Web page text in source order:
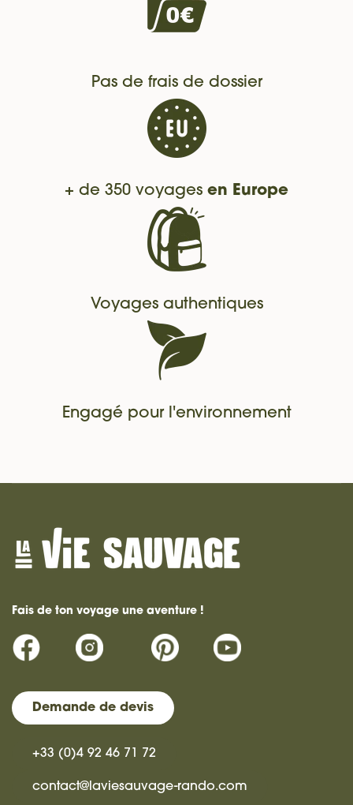
Pas de frais de dossier
+ de 350 voyages en Europe
Voyages authentiques
Engagé pour l'environnement
Fais de ton voyage une aventure !
Demande de devis
+33 (0)4 92 46 71 72
contact@laviesauvage-rando.com